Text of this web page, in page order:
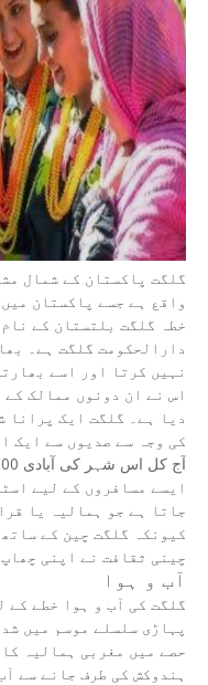
گلگت پاکستان کے شمال
واقع ہے جسے پاکستان
خطہ گلگت بلتستان کے
دارالحکومت گلگت ہے۔
نہیں کرتا اور اسے
اس نے ان دونوں ممالک
دیا ہے۔ گلگت ایک پرانا
کی وجہ سے صدیوں سے ایک
ایسے مسافروں کے لیے
جاتا ہے جو ہمالیہ یا
کیونکہ گلگت چین کے
چینی ثقافت نے اپنی
آب و ہوا
گلگت کی آب و ہوا خطے کے
پہاڑی سلسلے موسم میں
حصے میں مغربی ہمالیہ
ہندوکش کی طرف جانے سے